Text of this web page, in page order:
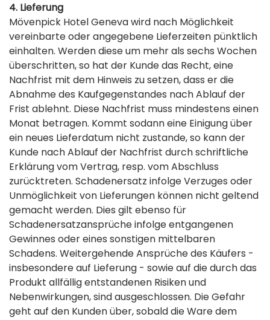
4. Lieferung
Mövenpick Hotel Geneva wird nach Möglichkeit
vereinbarte oder angegebene Lieferzeiten pünktlich
einhalten. Werden diese um mehr als sechs Wochen
überschritten, so hat der Kunde das Recht, eine
Nachfrist mit dem Hinweis zu setzen, dass er die
Abnahme des Kaufgegenstandes nach Ablauf der
Frist ablehnt. Diese Nachfrist muss mindestens einen
Monat betragen. Kommt sodann eine Einigung über
ein neues Lieferdatum nicht zustande, so kann der
Kunde nach Ablauf der Nachfrist durch schriftliche
Erklärung vom Vertrag, resp. vom Abschluss
zurücktreten. Schadenersatz infolge Verzuges oder
Unmöglichkeit von Lieferungen können nicht geltend
gemacht werden. Dies gilt ebenso für
Schadenersatzansprüche infolge entgangenen
Gewinnes oder eines sonstigen mittelbaren
Schadens. Weitergehende Ansprüche des Käufers -
insbesondere auf Lieferung - sowie auf die durch das
Produkt allfällig entstandenen Risiken und
Nebenwirkungen, sind ausgeschlossen. Die Gefahr
geht auf den Kunden über, sobald die Ware dem